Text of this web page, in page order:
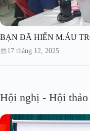
BẠN ĐÃ HIẾN M.ÁU
17 tháng 12, 2025
Hội nghị - Hội thảo